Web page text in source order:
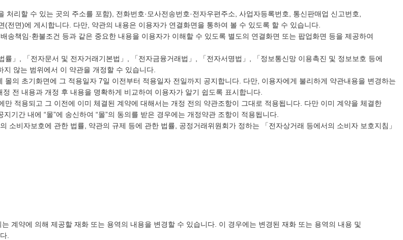
리할 수 있는 곳의 주소를 포함), 전화번호·모사전송번호·전자우편주소, 사업자등록번호, 통신판매업 신고번호,
면)에 게시합니다. 다만, 약관의 내용은 이용자가 연결화면을 통하여 볼 수 있도록 할 수 있습니다.
책임·환불조건 등과 같은 중요한 내용을 이용자가 이해할 수 있도록 별도의 연결화면 또는 팝업화면 등을 제공하여
」, 「전자문서 및 전자거래기본법」, 「전자금융거래법」, 「전자서명법」, 「정보통신망 이용촉진 및 정보보호 등에
않는 범위에서 이 약관을 개정할 수 있습니다.
의 초기화면에 그 적용일자 7일 이전부터 적용일자 전일까지 공지합니다. 다만, 이용자에게 불리하게 약관내용을 변경하는
전 내용과 개정 후 내용을 명확하게 비교하여 이용자가 알기 쉽도록 표시합니다.
적용되고 그 이전에 이미 체결된 계약에 대해서는 개정 전의 약관조항이 그대로 적용됩니다. 다만 이미 계약을 체결한
간 내에 “몰”에 송신하여 “몰”의 동의를 받은 경우에는 개정약관 조항이 적용됩니다.
소비자보호에 관한 법률, 약관의 규제 등에 관한 법률, 공정거래위원회가 정하는 「전자상거래 등에서의 소비자 보호지침」
계약에 의해 제공할 재화 또는 용역의 내용을 변경할 수 있습니다. 이 경우에는 변경된 재화 또는 용역의 내용 및
.